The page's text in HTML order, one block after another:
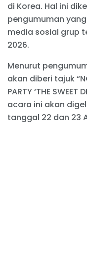
di Korea. Hal ini
pengumuman
media sosial grup
2026.
Menurut
akan diberi tajuk
PARTY ‘THE SWEET
acara ini akan
tanggal 22 dan 23